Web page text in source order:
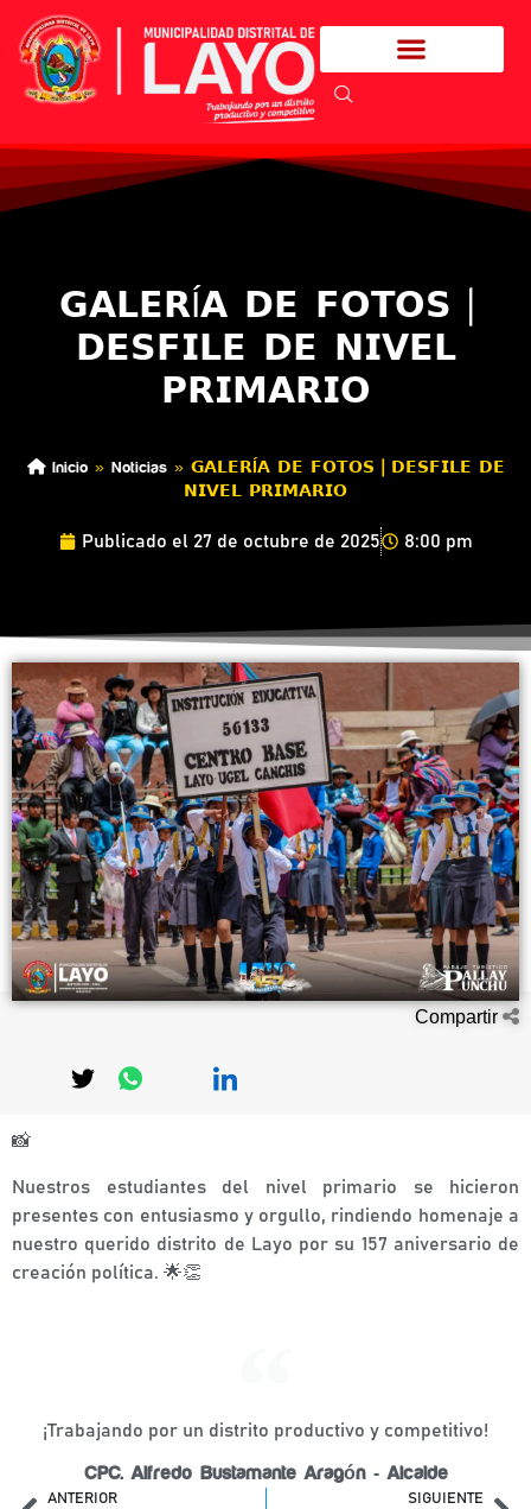
𝗚𝗔𝗟𝗘𝗥Í𝗔 𝗗𝗘 𝗙𝗢𝗧𝗢𝗦 |
𝗗𝗘𝗦𝗙𝗜𝗟𝗘 𝗗𝗘 𝗡𝗜𝗩𝗘𝗟
𝗣𝗥𝗜𝗠𝗔𝗥𝗜𝗢
Inicio» Noticias» 𝗚𝗔𝗟𝗘𝗥Í𝗔 𝗗𝗘 𝗙𝗢𝗧𝗢𝗦 | 𝗗𝗘𝗦𝗙𝗜𝗟𝗘 𝗗𝗘
𝗡𝗜𝗩𝗘𝗟 𝗣𝗥𝗜𝗠𝗔𝗥𝗜𝗢
Publicado el 27 de octubre de 2025 8:00 pm
Compartir
📸
Nuestros estudiantes del nivel primario se hicieron
presentes con entusiasmo y orgullo, rindiendo homenaje a
nuestro querido distrito de Layo por su 157 aniversario de
creación política. 🌟👏
¡Trabajando por un distrito productivo y competitivo!
CPC. Alfredo Bustamante Aragón - Alcalde
ANTERIOR SIGUIENTE